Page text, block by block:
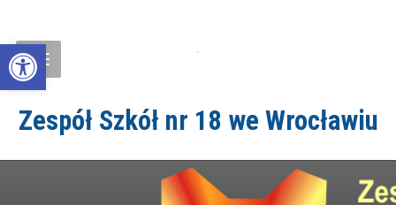
Open toolbar
Zespół Szkół nr 18 we Wrocławiu